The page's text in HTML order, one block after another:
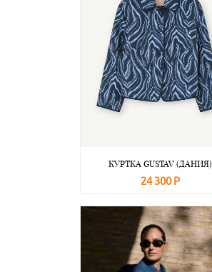
КУРТКА GUSTAV (ДАНИЯ)
24 300 Р